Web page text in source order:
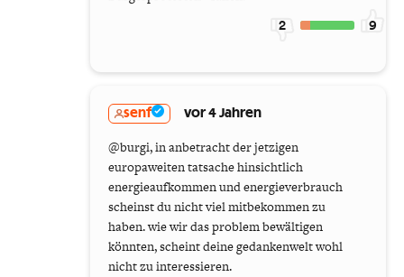
2 9
senf vor 4 Jahren
@burgi, in anbetracht der jetzigen
europaweiten tatsache hinsichtlich
energieaufkommen und energieverbrauch
scheinst du nicht viel mitbekommen zu
haben. wie wir das problem bewältigen
könnten, scheint deine gedankenwelt wohl
nicht zu interessieren.